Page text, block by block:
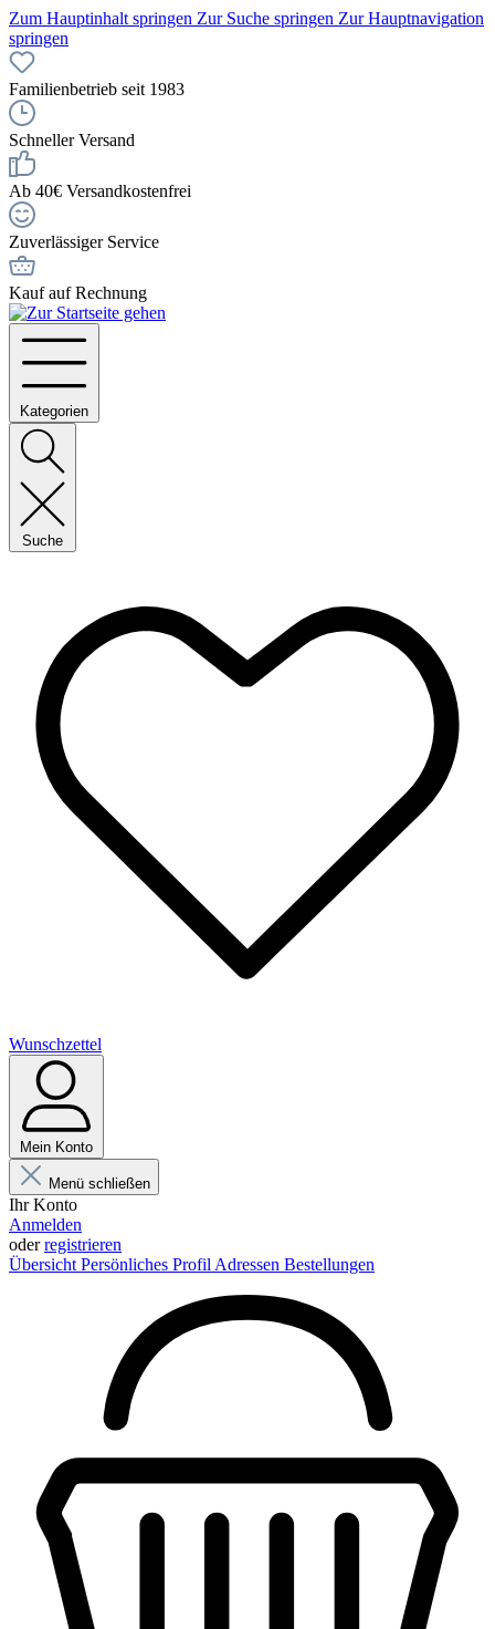
Zum Hauptinhalt springen Zur Suche springen Zur Hauptnavigation
springen
Familienbetrieb seit 1983
Schneller Versand
Ab 40€ Versandkostenfrei
Zuverlässiger Service
Kauf auf Rechnung
Kategorien
Suche
Wunschzettel
Mein Konto
Menü schließen
Ihr Konto
Anmelden
oderregistrieren
Übersicht Persönliches Profil Adressen Bestellungen